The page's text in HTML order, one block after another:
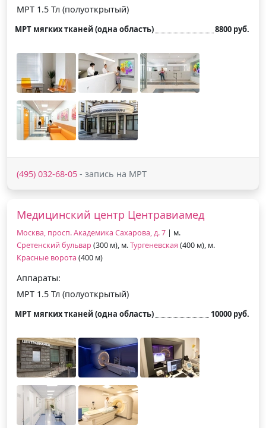
МРТ 1.5 Тл (полуоткрытый)
МРТ мягких тканей (одна область) 8800 руб.
(495) 032-68-05 - запись на МРТ
Медицинский центр Центравиамед
Москва, просп. Академика Сахарова, д. 7 | м.
Сретенский бульвар (300 м), м.Тургеневская (400 м), м.
Красные ворота (400 м)
Аппараты:
МРТ 1.5 Тл (полуоткрытый)
МРТ мягких тканей (одна область) 10000 руб.